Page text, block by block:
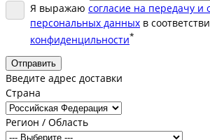
Я выражаю согласие на передачу и
персональных данных в
конфиденцильности*
Отправить
Введите адрес доставки
Страна
Регион / Область